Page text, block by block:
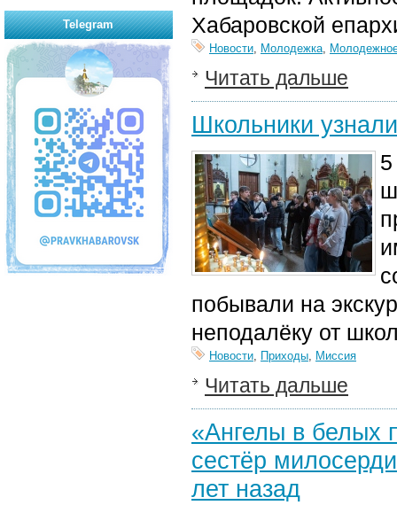
Хабаровской
Новости, Молодежка,
Читать дальше
Школьники
побывали на
неподалёку от
Новости, Приходы, Миссия
Читать дальше
«Ангелы в белых
сестёр
лет назад
Telegram